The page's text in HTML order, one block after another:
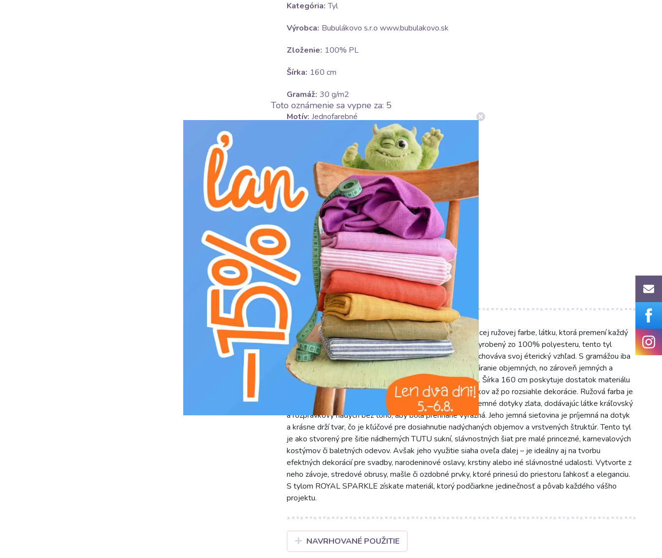
Kategória: Tyl
Výrobca: Bubulákovo s.r.o www.bubulakovo.sk
Zloženie: 100% PL
Šírka: 160 cm
Gramáž: 30 g/m2
Motív: Jednofarebné
Ošetrovanie:
U Nesušiť v sušičke
D žehliť na nízkom stupni(110°C)
L profesionálne chemické čistenie
A nepoužívať aviváž
c ručné pranie
Predstavujeme tyl na TUTU ROYAL SPARKLE v očarujúcej ružovej farbe, látku, ktorá premení každý
váš projekt na majstrovské dielo plné jemnosti a iskry. Vyrobený zo 100% polyesteru, tento tyl
zaručuje dlhú životnosť a jednoduchú údržbu, pričom si zachováva svoj éterický vzhľad. S gramážou iba
30 g/m² je mimoriadne ľahký a vzdušný, ideálny pre vytváranie objemných, no zároveň jemných a
splývavých efektov, ktoré dodajú kreáciám snový rozmer. Šírka 160 cm poskytuje dostatok materiálu
pre širokú škálu kreatívnych nápadov, od drobných doplnkov až po rozsiahle dekorácie. Ružová farba je
obohatená o decentný trblietavý efekt, ktorý pripomína jemné dotyky zlata, dodávajúc látke kráľovský
a rozprávkový nádych bez toho, aby bola prehnane výrazná. Jeho jemná sieťovina je príjemná na dotyk
a krásne drží tvar, čo je kľúčové pre dosiahnutie nadýchaných objemov a vrstvených štruktúr. Tento tyl
je ako stvorený pre šitie nádherných TUTU sukní, slávnostných šiat pre malé princezné, karnevalových
kostýmov či baletných odevov. Avšak jeho využitie siaha oveľa ďalej – je ideálny aj na tvorbu
efektných dekorácií pre svadby, narodeninové oslavy, krstiny alebo iné slávnostné udalosti. Vytvorte z
neho závoje, stredové obrusy, mašle či ozdobné prvky, ktoré prinesú do priestoru ľahkosť a eleganciu.
S tylom ROYAL SPARKLE získate materiál, ktorý podčiarkne jedinečnosť a pôvab každého vášho
projektu.
NAVRHOVANÉ POUŽITIE
Toto oznámenie sa vypne za: 4